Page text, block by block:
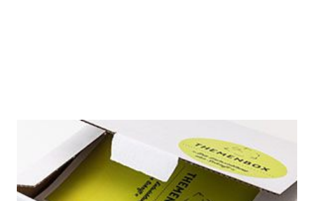
Themenbox „Die Entwicklung der
Schrift“